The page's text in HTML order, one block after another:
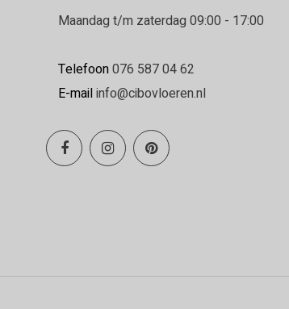
Maandag t/m zaterdag 09:00 - 17:00
Telefoon076 587 04 62
E-mailinfo@cibovloeren.nl